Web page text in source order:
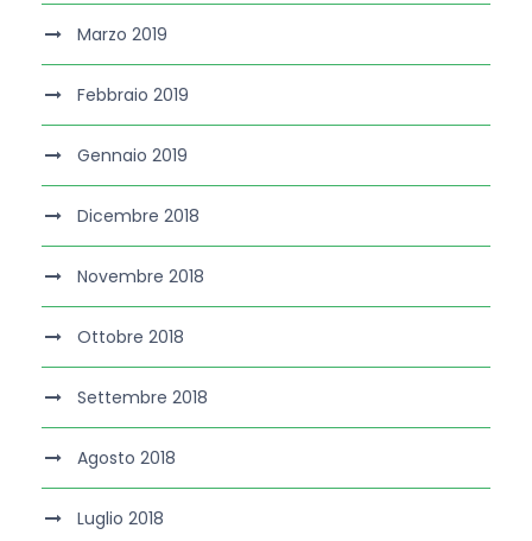
Marzo 2019
Febbraio 2019
Gennaio 2019
Dicembre 2018
Novembre 2018
Ottobre 2018
Settembre 2018
Agosto 2018
Luglio 2018